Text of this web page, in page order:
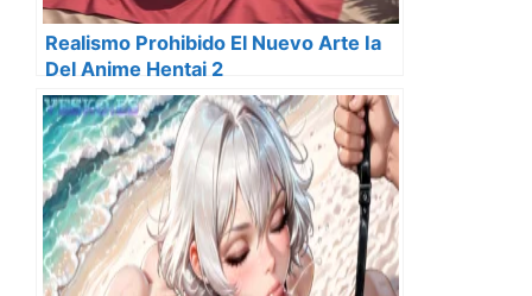
Realismo Prohibido El Nuevo Arte Ia
Del Anime Hentai 2